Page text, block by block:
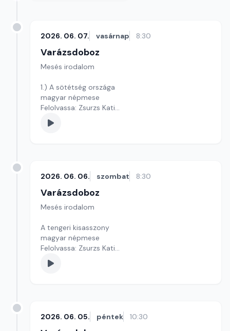
2026. 06. 07. vasárnap 8:30
Varázsdoboz
Mesés irodalom
1.) A sötétség országa
magyar népmese
Felolvassa: Zsurzs Kati
Szerkesztő: Varga Andrea
2026. 06. 06. szombat 8:30
Varázsdoboz
Mesés irodalom
A tengeri kisasszony
magyar népmese
Felolvassa: Zsurzs Kati
Szerkesztő: Varga Andrea
2026. 06. 05. péntek 10:30